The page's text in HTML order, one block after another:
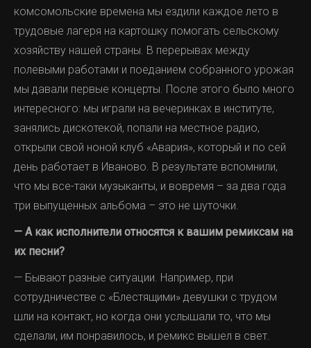
комсомольские времена мы ездили каждое лето в
трудовые лагеря на картошку помогать сельскому
хозяйству нашей страны. В перерывах между
полевыми работами и поеданием собранного урожая
мы давали первые концерты. После этого было много
интересного: мы играли на вечеринках в институте,
занялись дискотекой, попали на местное радио,
открыли свой ноной клуб «Авария», который и по сей
день работает в Иваново. В результате вспомнили,
что мы все-таки музыканты, и вовремя – за два года
три выпущенных альбома – это не шуточки.
— А как исполнители относятся к вашим ремиксам на
их песни?
— Бывают разные ситуации. Например, при
сотрудничестве с «Блестящими» девушки с трудом
шли на контакт, но когда они услышали то, что мы
сделали, им понравилось, и ремикс вышел в свет.